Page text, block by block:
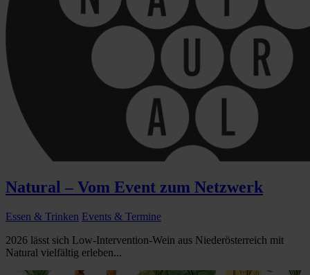
Natural – Vom Event zum Netzwerk
Essen & Trinken Events & Termine
2026 lässt sich Low-Intervention-Wein aus Niederösterreich mit
Natural vielfältig erleben...